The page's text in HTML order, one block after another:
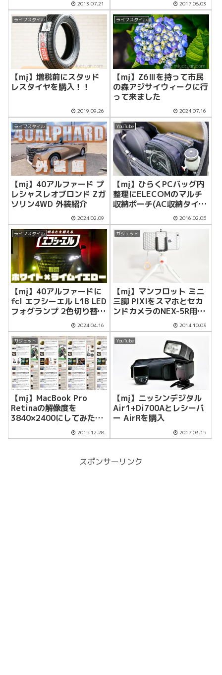
2013.07.21 2017.08.03
ライフスタイル
【mį】増税前にスタッド
レスタイヤを購入！！
2019.09.26
ライフスタイル
【mį】Z6Ⅲを持って市民
の森アジサイウィークに行
って来ました
2024.07.16
ライフスタイル
【mį】40アルファード プ
レシャスレオブロンド Zガ
ソリン4WD 外装紹介
2024.02.09
YouTube
【mį】ひらくPCバッグ内
整理にELECOMのマルチ
収納ポーチ(AC収納タイ
プ) BMA-GP10を追加した
2016.02.05
ライフスタイル
【mį】40アルファードに
fcl エフシーエル L1B LED
フォグランプ 2色切り替え
ホワイト ライムイエロー
を装着！！
2024.04.16
ガジェット
【mį】マンフロット ミニ
三脚 PIXIをスマホとセカ
ンドカメラのNEX-5R用に
2014.10.03
ガジェット
【mį】MacBook Pro
Retinaの解像度を
3840×2400にしてみた
2015.12.28
YouTube
【mį】ニッシンデジタル
Air1+Di700Aとレシーバ
ー AirRを購入
2017.03.15
スポンサーリンク